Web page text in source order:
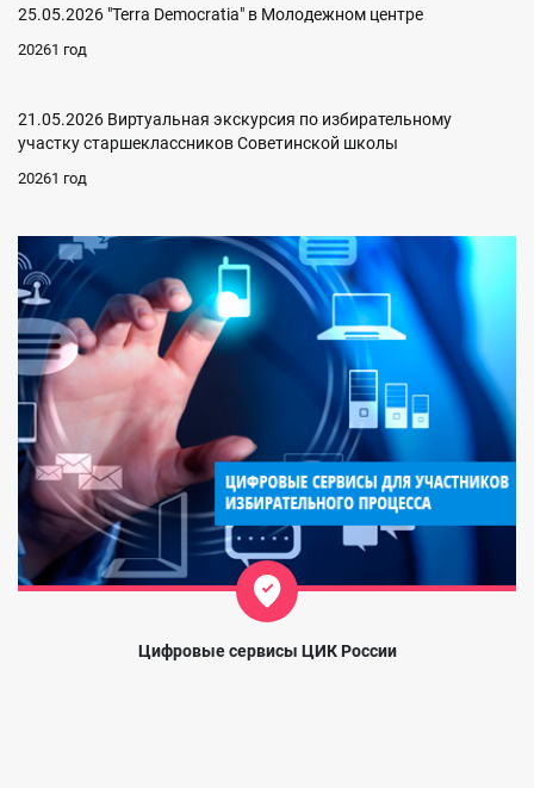
25.05.2026 "Terra Democratia" в Молодежном центре
20261 год
21.05.2026 Виртуальная экскурсия по избирательному
участку старшеклассников Советинской школы
20261 год
Цифровые сервисы ЦИК России